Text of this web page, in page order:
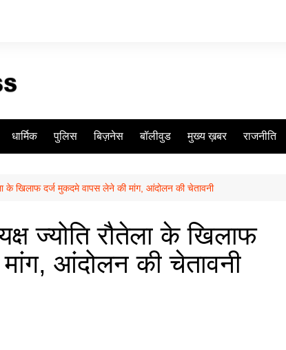
धार्मिक पुलिस बिज़नेस बॉलीवुड मुख्य ख़बर राजनीति
के खिलाफ दर्ज मुकदमे वापस लेने की मांग, आंदोलन की चेतावनी
ज्योति रौतेला के खिलाफ
आंदोलन की चेतावनी